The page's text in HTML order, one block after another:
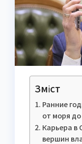
Зміст
Ранние
от моря
Карьера в
вершин